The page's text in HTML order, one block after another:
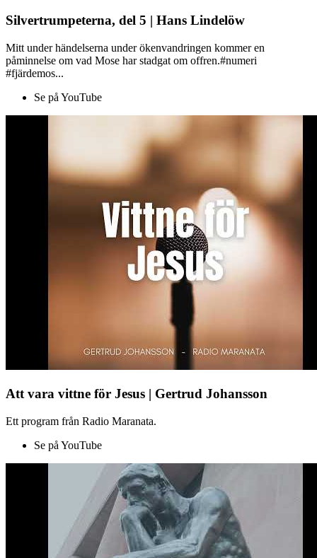
Silvertrumpeterna, del 5 | Hans Lindelöw
Mitt under händelserna under ökenvandringen kommer en
påminnelse om vad Mose har stadgat om offren.#numeri
#fjärdemos...
Se på YouTube
Att vara vittne för Jesus | Gertrud Johansson
Ett program från Radio Maranata.
Se på YouTube